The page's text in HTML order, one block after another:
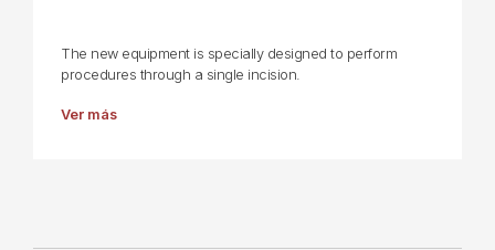
The new equipment is specially designed to perform
procedures through a single incision.
Ver más